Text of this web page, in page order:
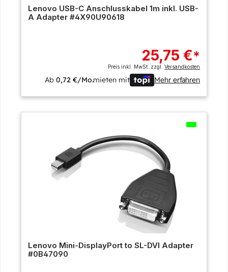
Lenovo USB-C Anschlusskabel 1m inkl. USB-
A Adapter #4X90U90618
25,75 €*
Preis inkl. MwSt. zzgl.Versandkosten
Ab0,72 €/Mo.mieten mit Mehr erfahren
Lenovo Mini-DisplayPort to SL-DVI Adapter
#0B47090